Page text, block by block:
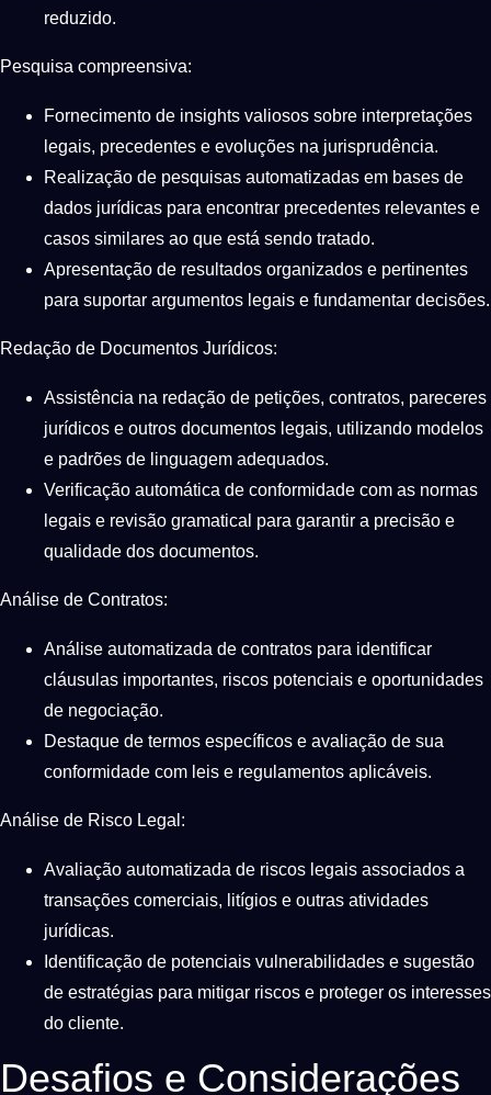
reduzido.
Pesquisa compreensiva:
Fornecimento de insights valiosos sobre interpretações
legais, precedentes e evoluções na jurisprudência.
Realização de pesquisas automatizadas em bases de
dados jurídicas para encontrar precedentes relevantes e
casos similares ao que está sendo tratado.
Apresentação de resultados organizados e pertinentes
para suportar argumentos legais e fundamentar decisões.
Redação de Documentos Jurídicos:
Assistência na redação de petições, contratos, pareceres
jurídicos e outros documentos legais, utilizando modelos
e padrões de linguagem adequados.
Verificação automática de conformidade com as normas
legais e revisão gramatical para garantir a precisão e
qualidade dos documentos.
Análise de Contratos:
Análise automatizada de contratos para identificar
cláusulas importantes, riscos potenciais e oportunidades
de negociação.
Destaque de termos específicos e avaliação de sua
conformidade com leis e regulamentos aplicáveis.
Análise de Risco Legal:
Avaliação automatizada de riscos legais associados a
transações comerciais, litígios e outras atividades
jurídicas.
Identificação de potenciais vulnerabilidades e sugestão
de estratégias para mitigar riscos e proteger os interesses
do cliente.
Desafios e Considerações